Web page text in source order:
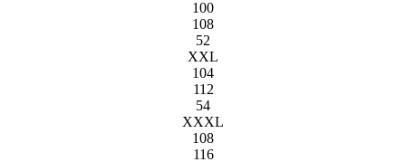
100
108
52
XXL
104
112
54
XXXL
108
116